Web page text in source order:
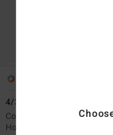
4/3mm Absolute
Combinaison Back Zip
Homme